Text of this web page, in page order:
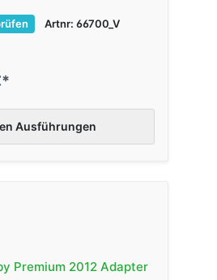
Artnr: 66700_V
Ausführungen